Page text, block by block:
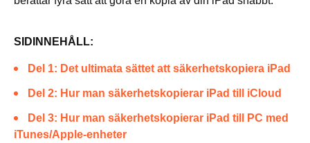
SIDINNEHÅLL:
Del 1: Det ultimata sättet att säkerhetskopiera iPad
Del 2: Hur man säkerhetskopierar iPad till iCloud
Del 3: Hur man säkerhetskopierar iPad till PC med
iTunes/Apple-enheter